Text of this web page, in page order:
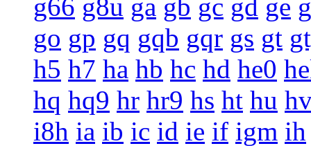
g66 g8u ga gb gc gd ge
go gp gq gqb gqr gs gt
h5 h7 ha hb hc hd he0
hq hq9 hr hr9 hs ht hu
i8h ia ib ic id ie if igm ih